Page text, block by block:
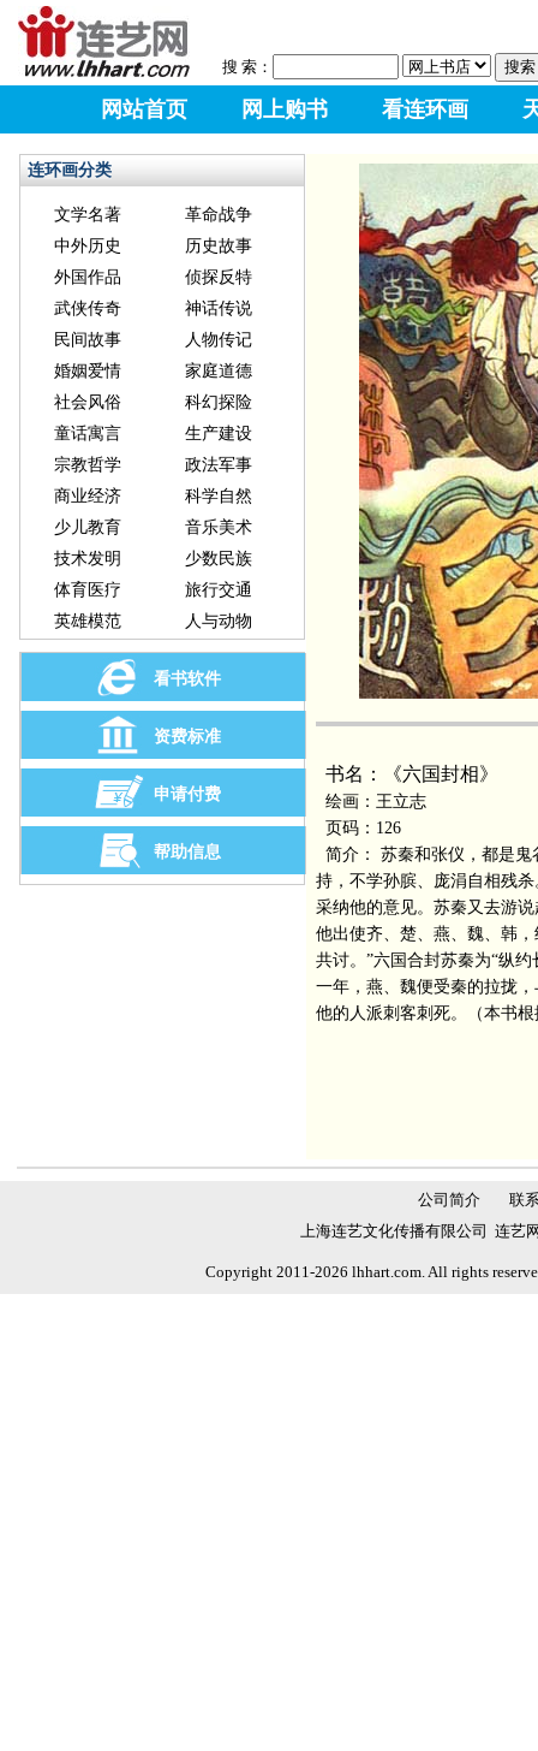
搜 索：
网站首页 网上购书 看连环画
连环画分类
文学名著
革命战争
中外历史
历史故事
外国作品
侦探反特
武侠传奇
神话传说
民间故事
人物传记
婚姻爱情
家庭道德
社会风俗
科幻探险
童话寓言
生产建设
宗教哲学
政法军事
商业经济
科学自然
少儿教育
音乐美术
技术发明
少数民族
体育医疗
旅行交通
英雄模范
人与动物
看书软件
资费标准
申请付费
帮助信息
书名：《六国封相》
绘画：王立志
页码：126
简介： 苏秦和张仪，都是鬼
持，不学孙膑、庞涓自相残
采纳他的意见。苏秦又去游
他出使齐、楚、燕、魏、韩
共讨。”六国合封苏秦为“纵
一年，燕、魏便受秦的拉拢
他的人派刺客刺死。（本书
公司简介
联
上海连艺文化传播有限公司 连艺
Copyright 2011-2026 lhhart.com. All rights